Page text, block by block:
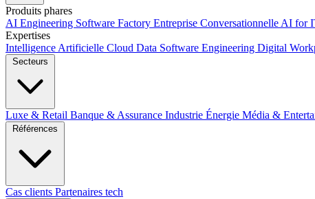
Produits phares
AI Engineering Software Factory Entreprise Conversationnelle AI for
Expertises
Intelligence Artificielle Cloud Data Software Engineering Digital
Secteurs
Luxe & Retail Banque & Assurance Industrie Énergie Média &
Références
Cas clients Partenaires tech